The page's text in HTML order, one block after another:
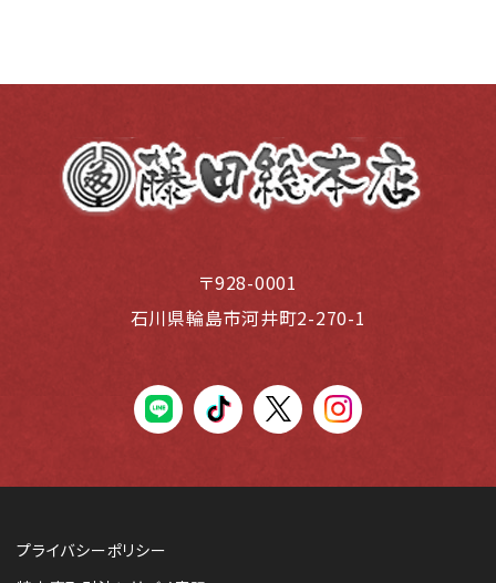
〒928-0001
石川県輪島市河井町2-270-1
LINE tiktok X(Twiter) instagram
プライバシーポリシー